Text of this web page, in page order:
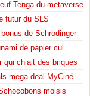
Tenga du metaverse
futur du SLS
de Schrödinger
de papier cul
qui chiait des briques
mega-deal MyCiné
moisis